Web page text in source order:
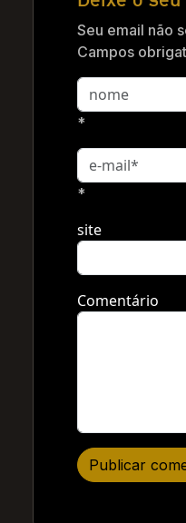
Seu email não
Campos
*
*
site
Comentário